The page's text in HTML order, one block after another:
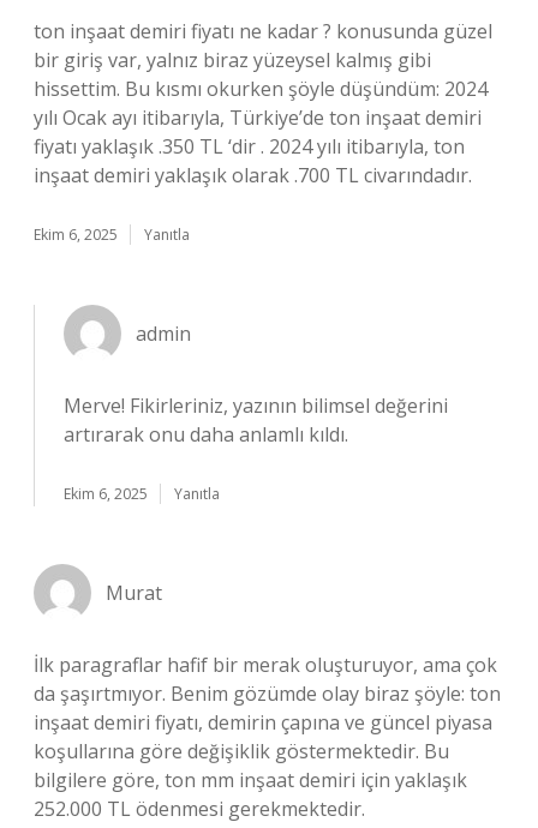
ton inşaat demiri fiyatı ne kadar ? konusunda güzel
bir giriş var, yalnız biraz yüzeysel kalmış gibi
hissettim. Bu kısmı okurken şöyle düşündüm: 2024
yılı Ocak ayı itibarıyla, Türkiye’de ton inşaat demiri
fiyatı yaklaşık .350 TL ‘dir . 2024 yılı itibarıyla, ton
inşaat demiri yaklaşık olarak .700 TL civarındadır.
Ekim 6, 2025 Yanıtla
admin
Merve! Fikirleriniz, yazının bilimsel değerini
artırarak onu daha anlamlı kıldı.
Ekim 6, 2025 Yanıtla
Murat
İlk paragraflar hafif bir merak oluşturuyor, ama çok
da şaşırtmıyor. Benim gözümde olay biraz şöyle: ton
inşaat demiri fiyatı, demirin çapına ve güncel piyasa
koşullarına göre değişiklik göstermektedir. Bu
bilgilere göre, ton mm inşaat demiri için yaklaşık
252.000 TL ödenmesi gerekmektedir.